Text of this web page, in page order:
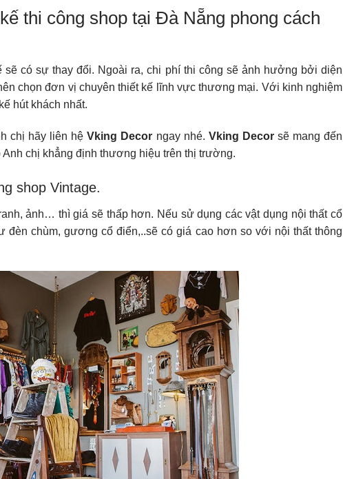
thi công shop tại Đà Nẵng phong cách
có sự thay đổi. Ngoài ra, chi phí thi công sẽ ảnh hưởng bởi diện
chọn đơn vị chuyên thiết kế lĩnh vực thương mại. Với kinh nghiệm
hút khách nhất.
chị hãy liên hệ Vking Decor ngay nhé. Vking Decor sẽ mang đến
chị khẳng định thương hiệu trên thị trường.
shop Vintage.
ảnh… thì giá sẽ thấp hơn. Nếu sử dụng các vật dụng nội thất cổ
chùm, gương cổ điển,..sẽ có giá cao hơn so với nội thất thông